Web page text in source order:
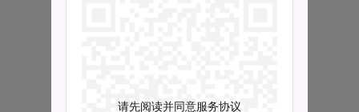
请先阅读并同意服务协议